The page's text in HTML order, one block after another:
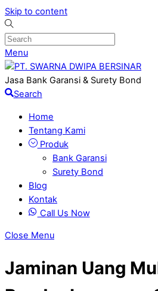
Skip to content
Menu
Jasa Bank Garansi & Surety Bond
Search
Home
Tentang Kami
Produk
Bank Garansi
Surety Bond
Blog
Kontak
Call Us Now
Close Menu
Jaminan Uang